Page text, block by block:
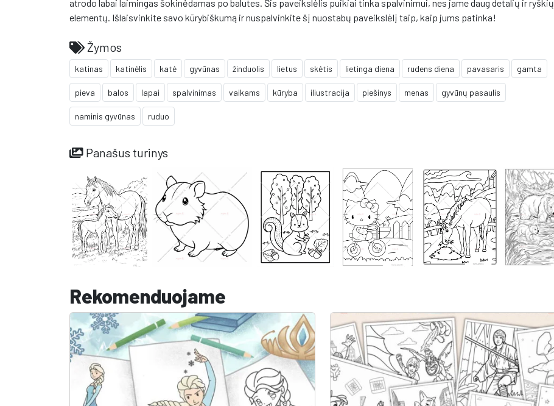
atrodo labai laimingas šokinėdamas po balutes. Šis paveikslėlis puikiai tinka spalvinimui, nes jame daug detalių ir ryškių
elementų. Išlaisvinkite savo kūrybiškumą ir nuspalvinkite šį nuostabų paveikslėlį taip, kaip jums patinka!
Žymos
katinas katinėlis katė gyvūnas žinduolis lietus skėtis lietinga diena rudens diena pavasaris gamta
pieva balos lapai spalvinimas vaikams kūryba iliustracija piešinys menas gyvūnų pasaulis
naminis gyvūnas ruduo
Panašus turinys
Rekomenduojame